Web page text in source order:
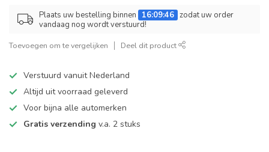
Plaats uw bestelling binnen 16:09:46 zodat uw order
vandaag nog wordt verstuurd!
Toevoegen om te vergelijken Deel dit product
Verstuurd vanuit Nederland
Altijd uit voorraad geleverd
Voor bijna alle automerken
Gratis verzending v.a. 2 stuks